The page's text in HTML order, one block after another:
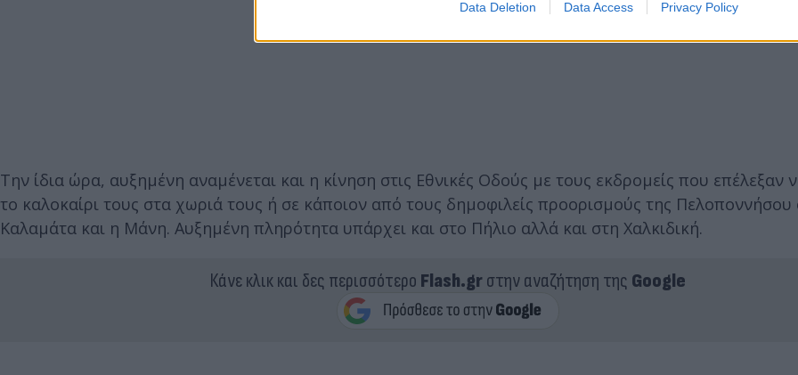
Data Deletion Data Access Privacy Policy
Την ίδια ώρα, αυξημένη αναμένεται και η κίνηση στις Εθνικές Οδούς με τους εκδρομείς που επέλεξαν
το καλοκαίρι τους στα χωριά τους ή σε κάποιον από τους δημοφιλείς προορισμούς της
Καλαμάτα και η Μάνη. Αυξημένη πληρότητα υπάρχει και στο Πήλιο αλλά και στη Χαλκιδική.
Κάνε κλικ και δες περισσότερο Flash.grστην αναζήτηση της Google